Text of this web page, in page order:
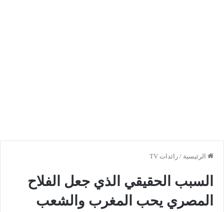
الرئيسية / رائدات TV
السبب الحقيقي الذي جعل الفلاح
المصري يحب المغرب والشعب